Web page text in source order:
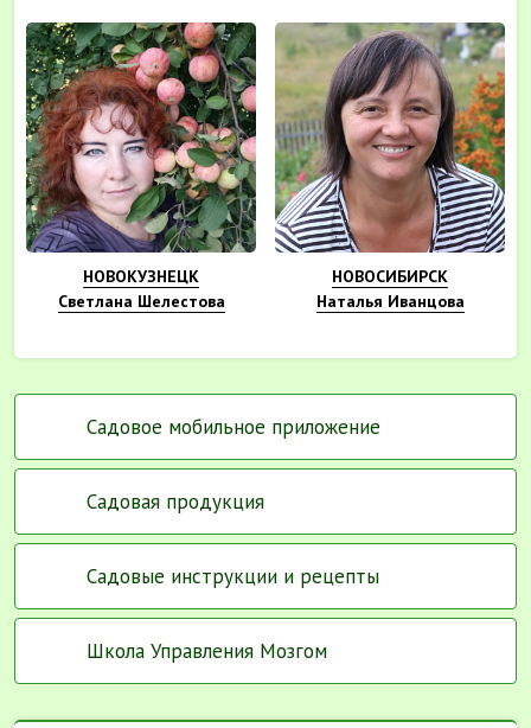
НОВОКУЗНЕЦК
Светлана Шелестова
НОВОСИБИРСК
Наталья Иванцова
Садовое мобильное приложение
Садовая продукция
Садовые инструкции и рецепты
Школа Управления Мозгом